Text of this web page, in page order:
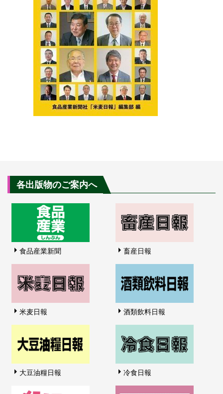
各出版物のご案内へ
食品産業新聞 畜産日報
米麦日報 酒類飲料日報
大豆油糧日報 冷食日報